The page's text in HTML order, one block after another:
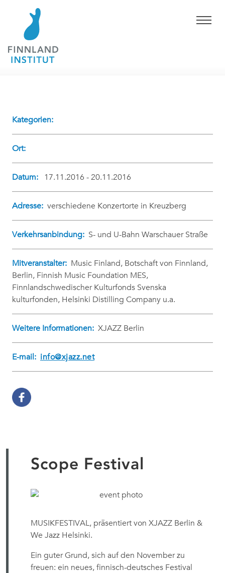
Kategorien:
Ort:
Datum: 17.11.2016 - 20.11.2016
Adresse: verschiedene Konzertorte in Kreuzberg
Verkehrsanbindung: S- und U-Bahn Warschauer Straße
Mitveranstalter: Music Finland, Botschaft von Finnland,
Berlin, Finnish Music Foundation MES,
Finnlandschwedischer Kulturfonds Svenska
kulturfonden, Helsinki Distilling Company u.a.
Weitere Informationen: XJAZZ Berlin
E-mail: info@xjazz.net
Scope Festival
MUSIKFESTIVAL, präsentiert von XJAZZ Berlin &
We Jazz Helsinki.
Ein guter Grund, sich auf den November zu
freuen: ein neues, finnisch-deutsches Festival